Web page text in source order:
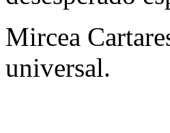
Mircea
universal.